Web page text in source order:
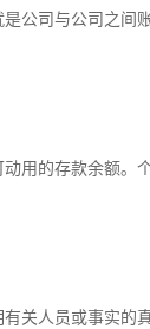
公司与公司之间
用的存款余额。
关人员或事实的